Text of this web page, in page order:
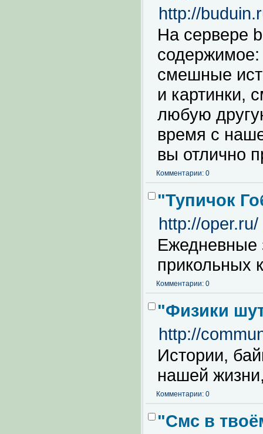
http://
На сервере
смешные
и картинки,
любую
время с
вы отлично
Комментарии: 0
"Тупичок
http://oper.ru/
Ежедневные
прикольных
Комментарии: 0
"Физики
http://
Истории,
нашей
Комментарии: 0
"Смс в